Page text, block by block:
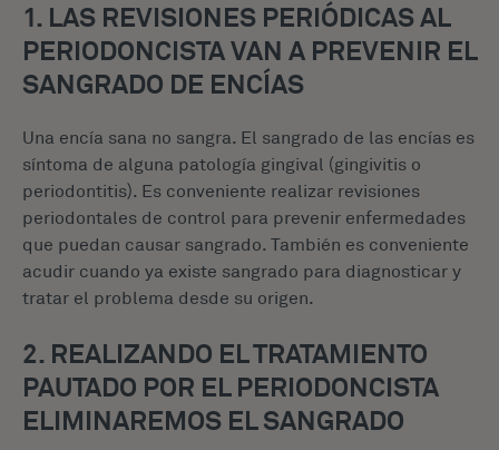
1. LAS REVISIONES PERIÓDICAS AL
PERIODONCISTA VAN A PREVENIR EL
SANGRADO DE ENCÍAS
Una encía sana no sangra. El sangrado de las encías es
síntoma de alguna patología gingival (gingivitis o
periodontitis). Es conveniente realizar revisiones
periodontales de control para prevenir enfermedades
que puedan causar sangrado. También es conveniente
acudir cuando ya existe sangrado para diagnosticar y
tratar el problema desde su origen.
2. REALIZANDO EL TRATAMIENTO
PAUTADO POR EL PERIODONCISTA
ELIMINAREMOS EL SANGRADO